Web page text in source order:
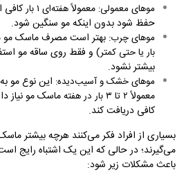
موهای معمولی: معمولاًهفته‌ای ۱بارکافی
حفظ شود بدون اینکه مو سنگین شود.
موهای چرب: بهتر است مصرف ماسک مو
بار یا حتی کمتر) و فقط روی ساقه مو
بیشتر نشود.
موهای خشک و آسیب‌دیده: این نوع مو
معمولاً۲تا ۳بار در هفتهماسک مو نیاز
کافی دریافت کند.
بسیاری از افراد فکر می‌کنند هرچه بیشتر ماسک
می‌گیرند؛ در حالی که این یک اشتباه رایج
باعث مشکلات زیر شود: